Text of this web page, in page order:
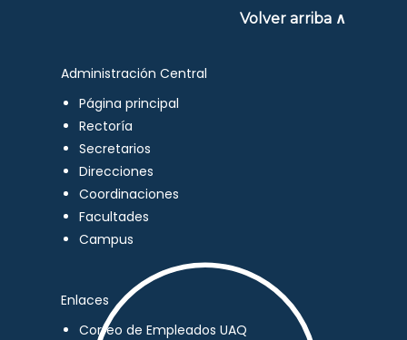
Volver arriba ∧
Administración Central
Página principal
Rectoría
Secretarios
Direcciones
Coordinaciones
Facultades
Campus
Enlaces
Correo de Empleados UAQ